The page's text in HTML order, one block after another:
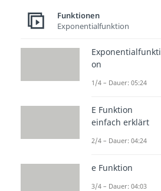
Funktionen
Exponentialfunktion
Exponentialfunkti
on
1/4 – Dauer: 05:24
E Funktion
einfach erklärt
2/4 – Dauer: 04:24
e Funktion
3/4 – Dauer: 04:03